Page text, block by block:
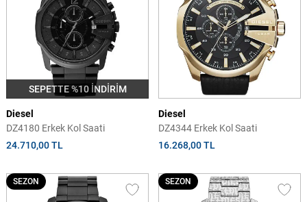
SEPETTE %10 İNDİRİM
Diesel
DZ4180 Erkek Kol Saati
24.710,00 TL
Diesel
DZ4344 Erkek Kol Saati
16.268,00 TL
SEZON SEZON